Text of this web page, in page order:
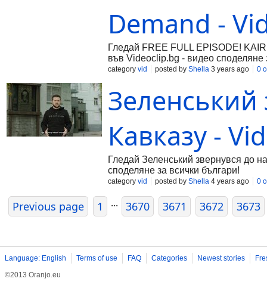
Demand -
Гледай FREE FULL EPISODE!
във Videoclip.bg - видео споделяне
category vid posted by Shella 3 years ago 0
Зеленський
Кавказу -
Гледай Зеленський звернувся до
споделяне за всички българи!
category vid posted by Shella 4 years ago 0
Previous page 1 ... 3670 3671 3672 3673
Language: English Terms of use FAQ Categories Newest stories
©2013 Oranjo.eu